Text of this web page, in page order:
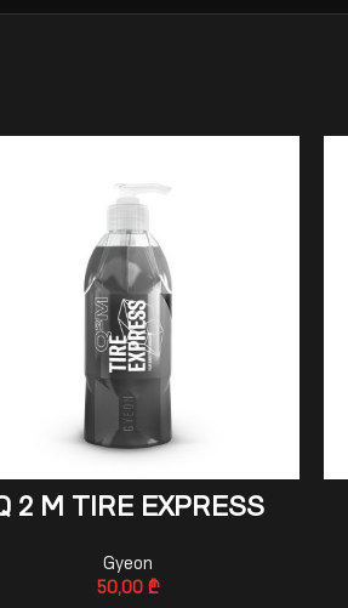
2 M TIRE EXPRESS
Gyeon
50,00 ₾